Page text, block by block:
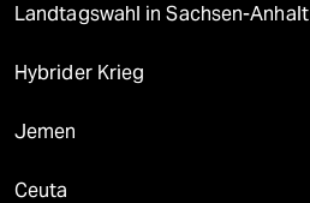
Landtagswahl in Sachsen-Anhalt
Hybrider Krieg
Jemen
Ceuta